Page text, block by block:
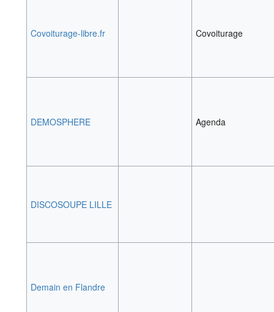
Covoiturage-libre.fr Covoiturage
DEMOSPHERE Agenda
DISCOSOUPE LILLE
Demain en Flandre